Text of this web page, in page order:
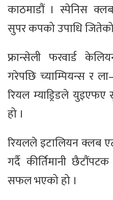
काठमाडौं । स्पेनिस
सुपर कपको उपाधि
फ्रान्सेली फरवार्ड
गरेपछि च्याम्पियन्स र
रियल म्याड्रिडले
हो ।
रियलले इटालियन क्लब
गर्दै कीर्तिमानी
सफल भएको हो ।